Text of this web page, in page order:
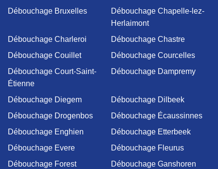
Débouchage Bruxelles
Débouchage Chapelle-lez-
Herlaimont
Débouchage Charleroi
Débouchage Chastre
Débouchage Couillet
Débouchage Courcelles
Débouchage Court-Saint-
Étienne
Débouchage Dampremy
Débouchage Diegem
Débouchage Dilbeek
Débouchage Drogenbos
Débouchage Écaussinnes
Débouchage Enghien
Débouchage Etterbeek
Débouchage Evere
Débouchage Fleurus
Débouchage Forest
Débouchage Ganshoren